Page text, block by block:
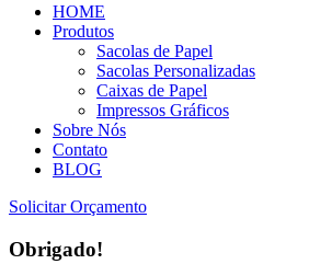
HOME
Produtos
Sacolas de Papel
Sacolas Personalizadas
Caixas de Papel
Impressos Gráficos
Sobre Nós
Contato
BLOG
Solicitar Orçamento
Obrigado!